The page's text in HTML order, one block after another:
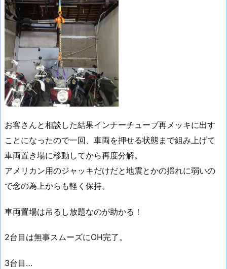
お客さんと相談した結果インナーチューブ再メッキに出す
ことになったので一回、車両を押せる状態まで組み上げて
車両置き場に移動してから再度分解。
アメリカン用のジャッキだけだと地震とかの揺れに弱いの
で念の為上からも軽く保持。
車両置場は吊るし放題なのが助かる！
2台目は無事スムーズにOH完了。
3台目…